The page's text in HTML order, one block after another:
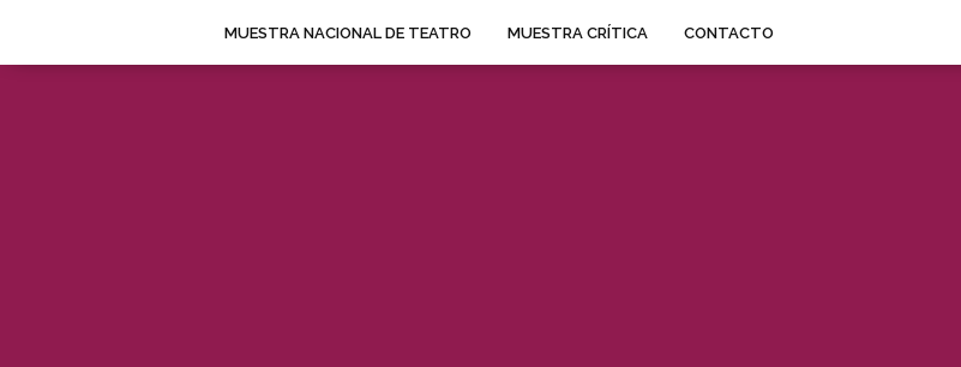
MUESTRA NACIONAL DE TEATRO MUESTRA CRÍTICA CONTACTO